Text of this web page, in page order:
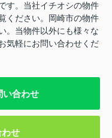
す。当社イチオシの物件
ください。岡崎市の物件
。当物件以外にも様々な
気軽にお問い合わせくだ
い合わせ
せ